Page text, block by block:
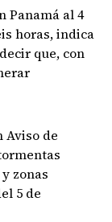
Panamá al 4
horas, indica
que, con
Aviso de
zonas
5 de